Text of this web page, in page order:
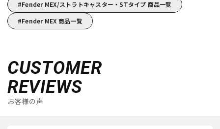
Fender MEX/ストラトキャスター・STタイプ 商品一覧
Fender MEX 商品一覧
CUSTOMER
REVIEWS
お客様の声